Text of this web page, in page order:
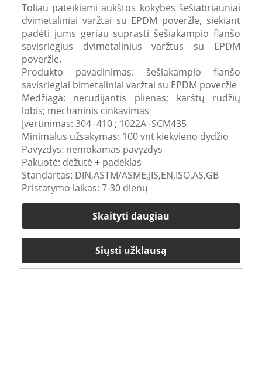
Toliau pateikiami aukštos kokybės šešiabriauniai
dvimetaliniai varžtai su EPDM poveržle, siekiant
padėti jums geriau suprasti šešiakampio flanšo
savisriegius dvimetalinius varžtus su EPDM
poveržle.
Produkto pavadinimas: šešiakampio flanšo
savisriegiai bimetaliniai varžtai su EPDM poveržle
Medžiaga: nerūdijantis plienas; karštų rūdžių
lobis; mechaninis cinkavimas
Įvertinimas: 304+410 ; 1022A+SCM435
Minimalus užsakymas: 100 vnt kiekvieno dydžio
Pavyzdys: nemokamas pavyzdys
Pakuotė: dėžutė + padėklas
Standartas: DIN,ASTM/ASME,JIS,EN,ISO,AS,GB
Pristatymo laikas: 7-30 dienų
Skaityti daugiau
Siųsti užklausą